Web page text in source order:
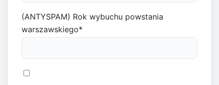
(ANTYSPAM) Rok wybuchu powstania
warszawskiego*